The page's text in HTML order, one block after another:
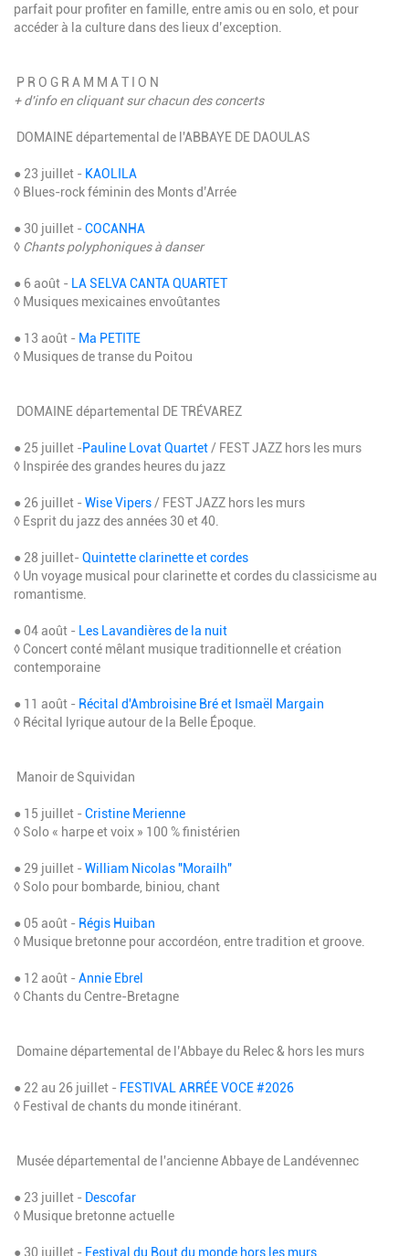
parfait pour profiter en famille, entre amis ou en solo, et pour
accéder à la culture dans des lieux d’exception.
P R O G R A M M A T I O N
+ d'info en cliquant sur chacun des concerts
DOMAINE départemental de l'ABBAYE DE DAOULAS
● 23 juillet - KAOLILA
◊ Blues-rock féminin des Monts d’Arrée
● 30 juillet - COCANHA
◊ Chants polyphoniques à danser
● 6 août - LA SELVA CANTA QUARTET
◊ Musiques mexicaines envoûtantes
● 13 août - Ma PETITE
◊ Musiques de transe du Poitou
DOMAINE départemental DE TRÉVAREZ
● 25 juillet -Pauline Lovat Quartet / FEST JAZZ hors les murs
◊ Inspirée des grandes heures du jazz
● 26 juillet - Wise Vipers / FEST JAZZ hors les murs
◊ Esprit du jazz des années 30 et 40.
● 28 juillet- Quintette clarinette et cordes
◊ Un voyage musical pour clarinette et cordes du classicisme au
romantisme.
● 04 août - Les Lavandières de la nuit
◊ Concert conté mêlant musique traditionnelle et création
contemporaine
● 11 août - Récital d'Ambroisine Bré et Ismaël Margain
◊ Récital lyrique autour de la Belle Époque.
Manoir de Squividan
● 15 juillet - Cristine Merienne
◊ Solo « harpe et voix » 100 % finistérien
● 29 juillet - William Nicolas "Morailh"
◊ Solo pour bombarde, biniou, chant
● 05 août - Régis Huiban
◊ Musique bretonne pour accordéon, entre tradition et groove.
● 12 août - Annie Ebrel
◊ Chants du Centre-Bretagne
Domaine départemental de l’Abbaye du Relec & hors les murs
● 22 au 26 juillet - FESTIVAL ARRÉE VOCE #2026
◊ Festival de chants du monde itinérant.
Musée départemental de l'ancienne Abbaye de Landévennec
● 23 juillet - Descofar
◊ Musique bretonne actuelle
● 30 juillet - Festival du Bout du monde hors les murs